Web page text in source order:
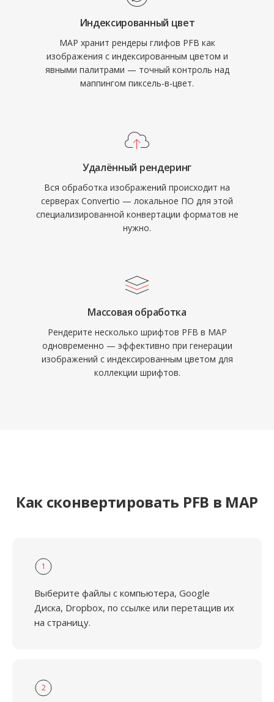
Индексированный цвет
MAP хранит рендеры глифов PFB как
изображения с индексированным цветом и
явными палитрами — точный контроль над
маппингом пиксель-в-цвет.
Удалённый рендеринг
Вся обработка изображений происходит на
серверах Convertio — локальное ПО для этой
специализированной конвертации форматов не
нужно.
Массовая обработка
Рендерите несколько шрифтов PFB в MAP
одновременно — эффективно при генерации
изображений с индексированным цветом для
коллекции шрифтов.
Как сконвертировать PFB в MAP
1
Выберите файлы с компьютера, Google
Диска, Dropbox, по ссылке или перетащив их
на страницу.
2